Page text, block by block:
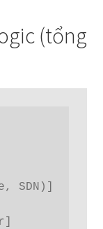
(tổng
SDN)]